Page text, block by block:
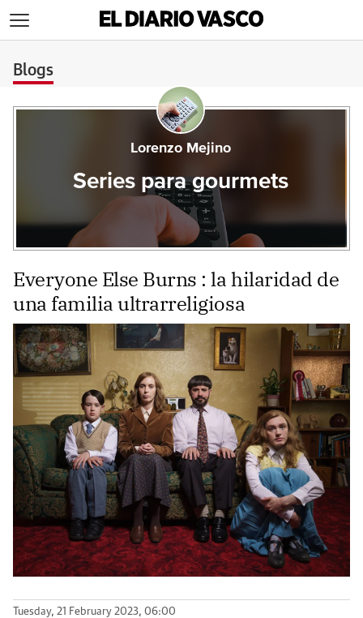
Blogs
Lorenzo Mejino
Series para gourmets
Everyone Else Burns : la hilaridad de
una familia ultrarreligiosa
Tuesday, 21 February 2023, 06:00